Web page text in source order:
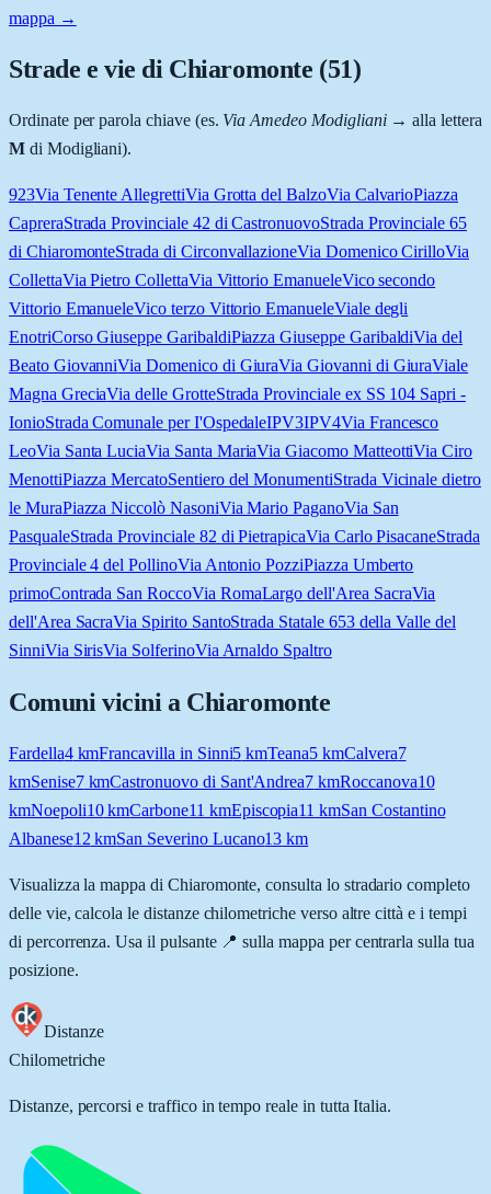
mappa →
Strade e vie di Chiaromonte (51)
Ordinate per parola chiave (es. Via Amedeo Modigliani→ alla lettera
Mdi Modigliani).
923Via Tenente AllegrettiVia Grotta del BalzoVia CalvarioPiazza
CapreraStrada Provinciale 42 di CastronuovoStrada Provinciale 65
di ChiaromonteStrada di CirconvallazioneVia Domenico CirilloVia
CollettaVia Pietro CollettaVia Vittorio EmanueleVico secondo
Vittorio EmanueleVico terzo Vittorio EmanueleViale degli
EnotriCorso Giuseppe GaribaldiPiazza Giuseppe GaribaldiVia del
Beato GiovanniVia Domenico di GiuraVia Giovanni di GiuraViale
Magna GreciaVia delle GrotteStrada Provinciale ex SS 104 Sapri -
IonioStrada Comunale per I'OspedaleIPV3IPV4Via Francesco
LeoVia Santa LuciaVia Santa MariaVia Giacomo MatteottiVia Ciro
MenottiPiazza MercatoSentiero del MonumentiStrada Vicinale dietro
le MuraPiazza Niccolò NasoniVia Mario PaganoVia San
PasqualeStrada Provinciale 82 di PietrapicaVia Carlo PisacaneStrada
Provinciale 4 del PollinoVia Antonio PozziPiazza Umberto
primoContrada San RoccoVia RomaLargo dell'Area SacraVia
dell'Area SacraVia Spirito SantoStrada Statale 653 della Valle del
SinniVia SirisVia SolferinoVia Arnaldo Spaltro
Comuni vicini a Chiaromonte
Fardella4kmFrancavilla in Sinni5 kmTeana5 kmCalvera7
kmSenise7kmCastronuovo di Sant'Andrea7 kmRoccanova10
kmNoepoli10kmCarbone11 kmEpiscopia11 kmSan Costantino
Albanese12 kmSan Severino Lucano13 km
Visualizza la mappa di Chiaromonte, consulta lo stradario completo
delle vie, calcola le distanze chilometriche verso altre città e i tempi
di percorrenza. Usa il pulsante 📍 sulla mappa per centrarla sulla tua
posizione.
Distanze
Chilometriche
Distanze, percorsi e traffico in tempo reale in tutta Italia.